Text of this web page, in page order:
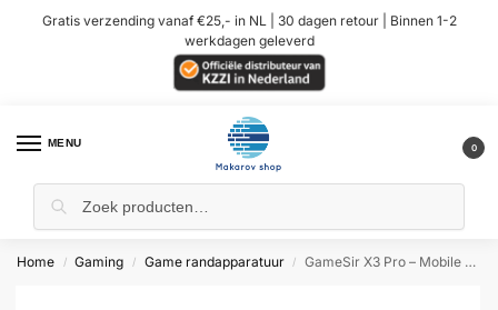
Gratis verzending vanaf €25,- in NL | 30 dagen retour | Binnen 1-2
werkdagen geleverd
MENU 0
Home / Gaming / Game randapparatuur / GameSir X3 Pro – Mobile Gaming Controller – Type-C